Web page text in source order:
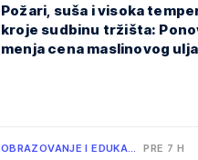
Požari, suša i visoka
kroje sudbinu tržišta:
menja cena maslinovog ulja
OBRAZOVANJE I EDUKA… PRE 7 H